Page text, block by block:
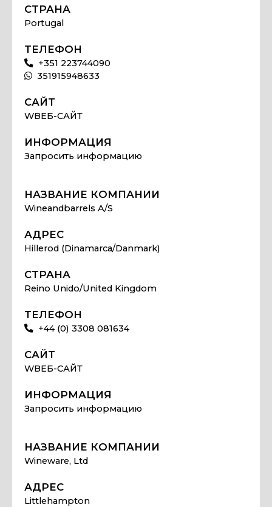
СТРАНА
Portugal
ТЕЛЕФОН
+351 223744090
351915948633
САЙТ
WВЕБ-САЙТ
ИНФОРМАЦИЯ
Запросить информацию
НАЗВАНИЕ КОМПАНИИ
Wineandbarrels A/S
АДРЕС
Hillerod (Dinamarca/Danmark)
СТРАНА
Reino Unido/United Kingdom
ТЕЛЕФОН
+44 (0) 3308 081634
САЙТ
WВЕБ-САЙТ
ИНФОРМАЦИЯ
Запросить информацию
НАЗВАНИЕ КОМПАНИИ
Wineware, Ltd
АДРЕС
Littlehampton